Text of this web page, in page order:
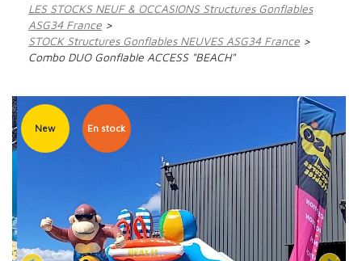
LES STOCKS NEUF & OCCASIONS Structures Gonflables
ASG34 France
STOCK Structures Gonflables NEUVES ASG34 France
Combo DUO Gonflable ACCESS "BEACH"
New En stock